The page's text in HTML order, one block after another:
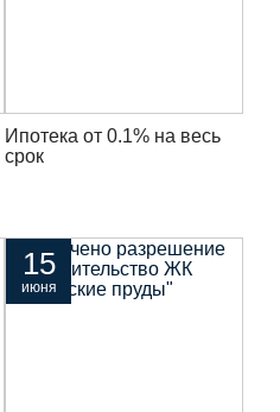
Ипотека от 0.1% на весь
срок
15
июня